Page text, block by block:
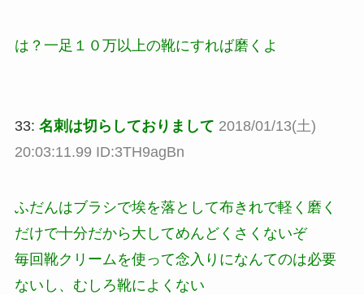
は？一足１０万以上の靴にすれば磨くよ
33: 名刺は切らしておりまして 2018/01/13(土)
20:03:11.99 ID:3TH9agBn
ふだんはブラシで埃を落として布きれで軽く磨く
だけで十分だから大してめんどくさくないぞ
毎回靴クリームを使って念入りになんてのは必要
ないし、むしろ靴によくない